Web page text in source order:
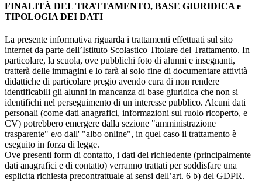
FINALITÀ DEL TRATTAMENTO, BASE GIURIDICA e
TIPOLOGIA DEI DATI
La presente informativa riguarda i trattamenti effettuati sul sito
internet da parte dell’Istituto Scolastico Titolare del Trattamento. In
particolare, la scuola, ove pubblichi foto di alunni e insegnanti,
tratterà delle immagini e lo farà al solo fine di documentare attività
didattiche di particolare pregio avendo cura di non rendere
identificabili gli alunni in mancanza di base giuridica che non si
identifichi nel perseguimento di un interesse pubblico. Alcuni dati
personali (come dati anagrafici, informazioni sul ruolo ricoperto, e
CV) potrebbero emergere dalla sezione "amministrazione
trasparente" e/o dall' "albo online", in quel caso il trattamento è
eseguito in forza di legge.
Ove presenti form di contatto, i dati del richiedente (principalmente
dati anagrafici e di contatto) verranno trattati per soddisfare una
esplicita richiesta precontrattuale ai sensi dell’art. 6 b) del GDPR.